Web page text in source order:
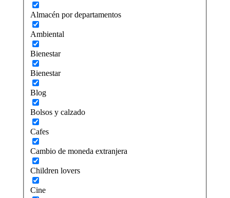
Almacén por departamentos
Ambiental
Bienestar
Bienestar
Blog
Bolsos y calzado
Cafes
Cambio de moneda extranjera
Children lovers
Cine